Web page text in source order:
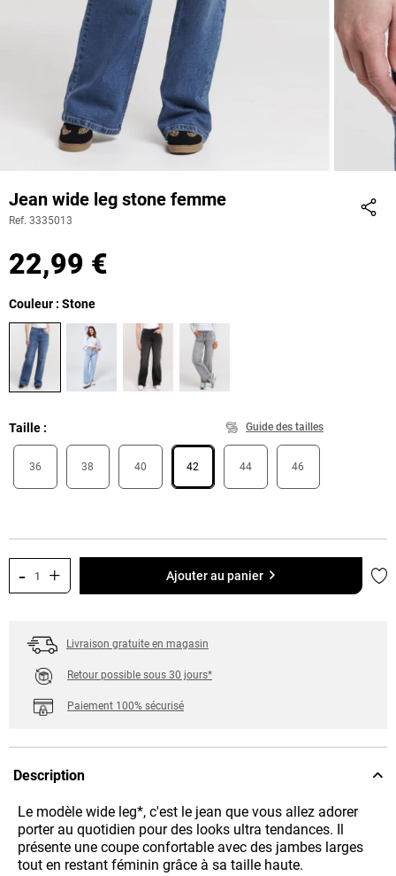
Jean wide leg stone femme
Ref. 3335013
22,99 €
Couleur : Stone
Taille Guide des tailles
36 38 40 42 44 46
- + Ajouter au panier
Livraison gratuite en magasin
Retour possible sous 30 jours*
Paiement 100% sécurisé
Description
Le modèle wide leg*, c'est le jean que vous allez adorer
porter au quotidien pour des looks ultra tendances. Il
présente une coupe confortable avec des jambes larges
tout en restant féminin grâce à sa taille haute.